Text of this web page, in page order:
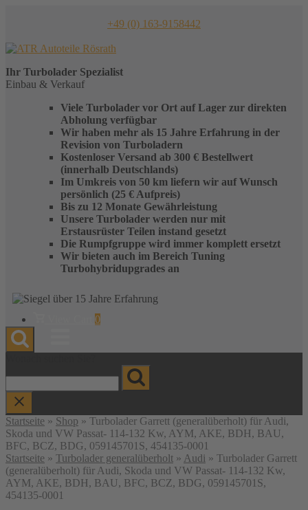
+49 (0) 163-9158442
Ihr Turbolader Spezialist
Einbau & Verkauf
Viele Turbolader vor Ort auf Lager zur direkten
Abholung verfügbar
Wir haben mehr als 15 Jahre Erfahrung in der
Revision von Turboladern
Kostenloser Versand ab 300 € Bestellwert
(innerhalb Deutschlands)
Im Umkreis von 50 km liefern wir auf Wunsch
persönlich (25 € Aufpreis)
Bis zu 12 Monate Gewährleistung
Unsere Turbolader werden nur mit
Erstausrüster Teilen instand gesetzt
Die Rumpfgruppe wird immer komplett ersetzt
Wir bieten auch im Bereich Tuning
Turbohybridupgrades an
anzeigen
0
Startseite » Shop » Turbolader Garrett (generalüberholt) für Audi,
Skoda und VW Passat- 114-132 Kw, AYM, AKE, BDH, BAU,
BFC, BCZ, BDG, 059145701S, 454135-0001
Startseite » Turbolader generalüberholt » Audi » Turbolader Garrett
(generalüberholt) für Audi, Skoda und VW Passat- 114-132 Kw,
AYM, AKE, BDH, BAU, BFC, BCZ, BDG, 059145701S,
454135-0001